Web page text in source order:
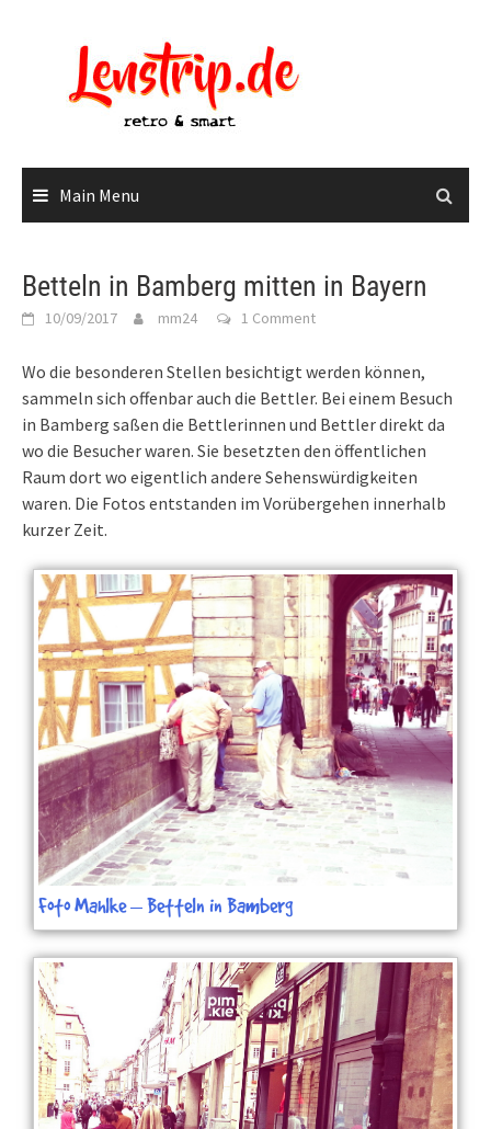
Main Menu
Betteln in Bamberg mitten in Bayern
10/09/2017 mm24 1 Comment
Wo die besonderen Stellen besichtigt werden können,
sammeln sich offenbar auch die Bettler. Bei einem Besuch
in Bamberg saßen die Bettlerinnen und Bettler direkt da
wo die Besucher waren. Sie besetzten den öffentlichen
Raum dort wo eigentlich andere Sehenswürdigkeiten
waren. Die Fotos entstanden im Vorübergehen innerhalb
kurzer Zeit.
Foto Mahlke – Betteln in Bamberg